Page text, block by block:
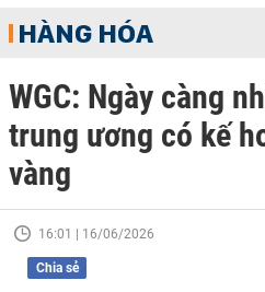
HÀNG HÓA
WGC: Ngày càng
trung ương có kế
vàng
16:01 | 16/06/2026
Chia sẻ